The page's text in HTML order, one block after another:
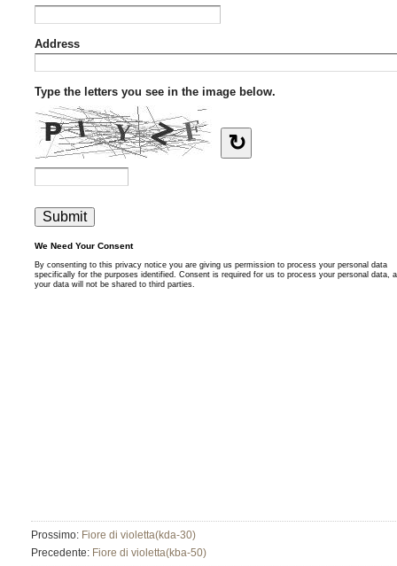
Prossimo: Fiore di violetta(kda-30)
Precedente: Fiore di violetta(kba-50)